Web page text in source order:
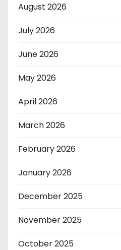
August 2026
July 2026
June 2026
May 2026
April 2026
March 2026
February 2026
January 2026
December 2025
November 2025
October 2025